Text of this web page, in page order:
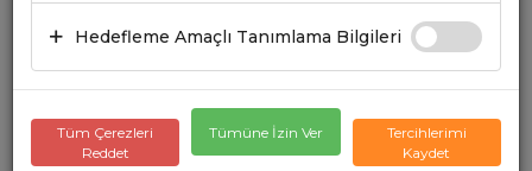
Hedefleme Amaçlı Tanımlama Bilgileri
Tüm Çerezleri
Reddet
Tümüne İzin Ver
Tercihlerimi
Kaydet